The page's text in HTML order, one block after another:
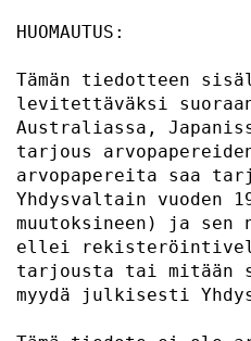
Tämän
levitettäväksi
Australiassa,
tarjous
arvopapereita saa
Yhdysvaltain
muutoksineen) ja
ellei
tarjousta tai mitään
myydä